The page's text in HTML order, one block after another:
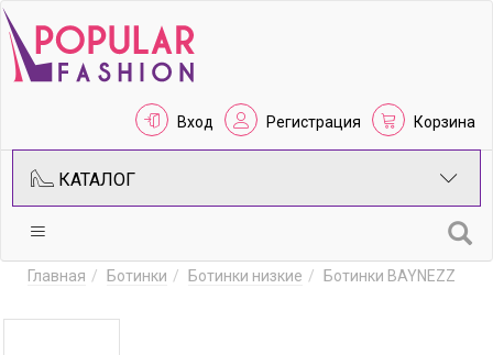
Вход Регистрация Корзина
КАТАЛОГ
Главная Ботинки Ботинки низкие Ботинки BAYNEZZ